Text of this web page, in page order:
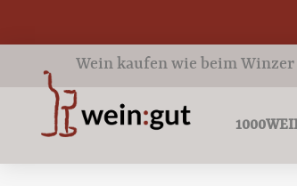
Wein kaufen wie beim Winzer